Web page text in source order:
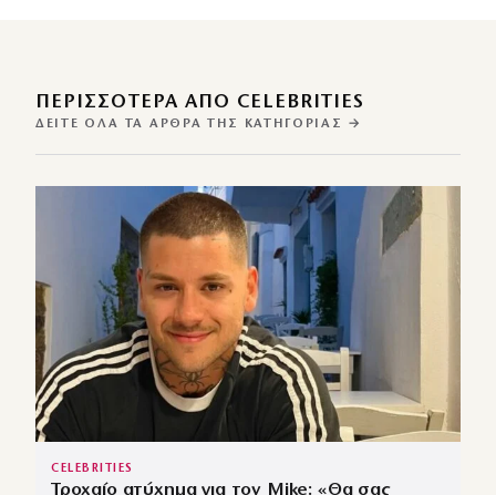
ΠΕΡΙΣΣΌΤΕΡΑ ΑΠΌ CELEBRITIES
ΔΕΊΤΕ ΌΛΑ ΤΑ ΆΡΘΡΑ ΤΗΣ ΚΑΤΗΓΟΡΊΑΣ →
CELEBRITIES
Τροχαίο ατύχημα για τον Mike: «Θα σας